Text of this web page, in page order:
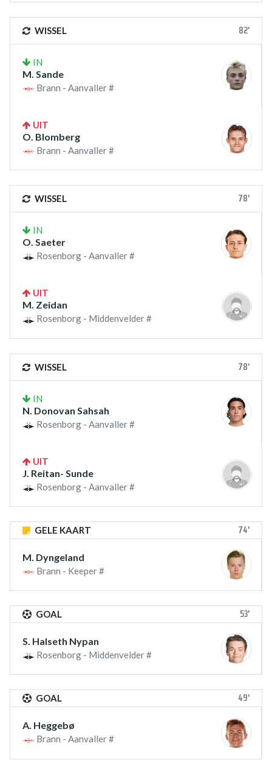
WISSEL 82'
IN
M. Sande
Brann - Aanvaller #
UIT
O. Blomberg
Brann - Aanvaller #
WISSEL 78'
IN
O. Saeter
Rosenborg - Aanvaller #
UIT
M. Zeidan
Rosenborg - Middenvelder #
WISSEL 78'
IN
N. Donovan Sahsah
Rosenborg - Aanvaller #
UIT
J. Reitan- Sunde
Rosenborg - Aanvaller #
GELE KAART 74'
M. Dyngeland
Brann - Keeper #
GOAL 53'
S. Halseth Nypan
Rosenborg - Middenvelder #
GOAL 49'
A. Heggebø
Brann - Aanvaller #